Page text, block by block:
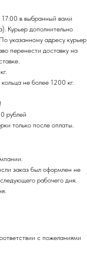
17:00 в выбранный вами
Курьер дополнительно
указанному адресу курьер
перенести доставку на
не более 1200 кг.
рублей
только после оплаты.
заказ был оформлен не
рабочего дня.
с пожеланиями